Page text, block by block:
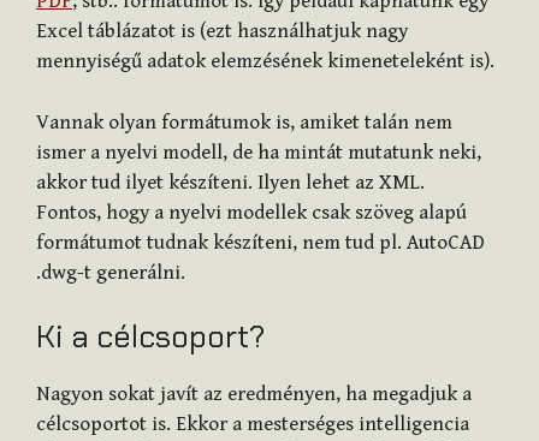
Excel táblázatot is (ezt használhatjuk nagy
mennyiségű adatok elemzésének kimeneteleként is).
Vannak olyan formátumok is, amiket talán nem
ismer a nyelvi modell, de ha mintát mutatunk neki,
akkor tud ilyet készíteni. Ilyen lehet az XML.
Fontos, hogy a nyelvi modellek csak szöveg alapú
formátumot tudnak készíteni, nem tud pl. AutoCAD
.dwg-t generálni.
Ki a célcsoport?
Nagyon sokat javít az eredményen, ha megadjuk a
célcsoportot is. Ekkor a mesterséges intelligencia